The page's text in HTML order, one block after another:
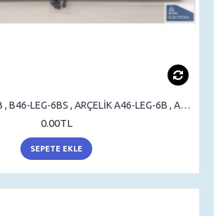
BEKO B46-LEG-6B , B46-LEG-6BS , ARÇELİK A46-LEG-6B , A46-LEG-6BS , STAND , SEHPA AYAK , MASA AYAK
0.00TL
SEPETE EKLE